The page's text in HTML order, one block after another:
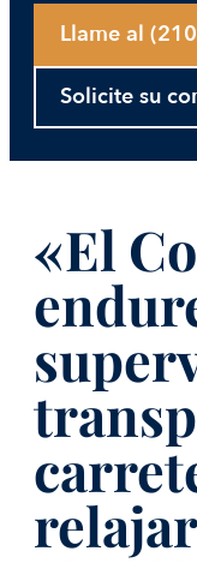
Llame al
Solicite su
«El